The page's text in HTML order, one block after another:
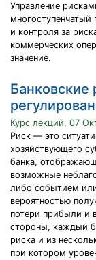
Управление
и контроля за
коммерческих
значение.
Банковские
Курс лекций, 07
Риск — это
хозяй­ствующего
банка,
возможные
либо событием
вероятностью
потери прибыли и
стороны, каждый
риска и из
при котором